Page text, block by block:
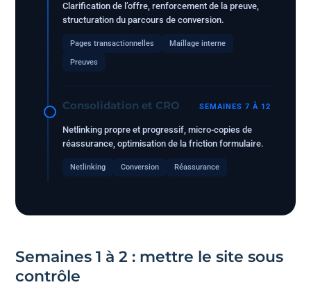
Clarification de l’offre, renforcement de la preuve,
structuration du parcours de conversion.
Pages transactionnelles Maillage interne
Preuves
Consolidation et CRO SEMAINES 7 À 12
Netlinking propre et progressif, micro-copies de
réassurance, optimisation de la friction formulaire.
Netlinking Conversion Réassurance
Semaines 1 à 2 : mettre le site sous
contrôle